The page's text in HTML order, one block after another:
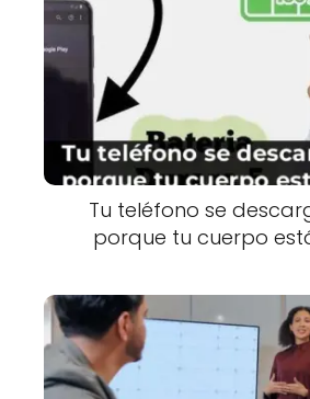
Tu teléfono se
porque tu cuerpo